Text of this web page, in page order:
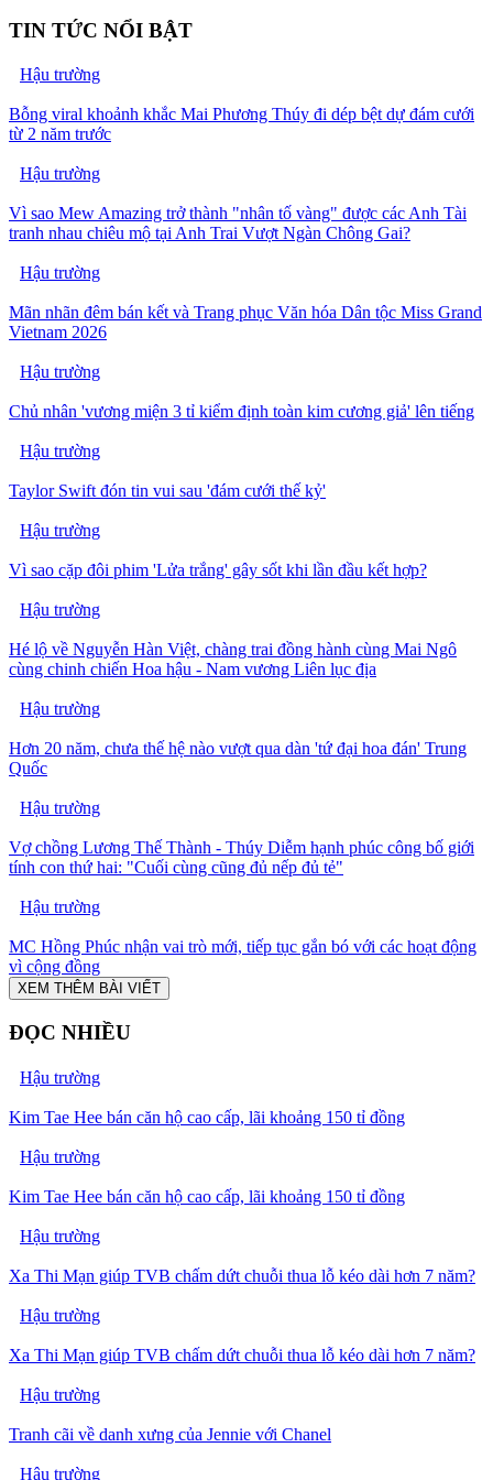
TIN TỨC NỔI BẬT
Hậu trường
Bỗng viral khoảnh khắc Mai Phương Thúy đi dép bệt dự đám cưới
từ 2 năm trước
Hậu trường
Vì sao Mew Amazing trở thành "nhân tố vàng" được các Anh Tài
tranh nhau chiêu mộ tại Anh Trai Vượt Ngàn Chông Gai?
Hậu trường
Mãn nhãn đêm bán kết và Trang phục Văn hóa Dân tộc Miss Grand
Vietnam 2026
Hậu trường
Chủ nhân 'vương miện 3 tỉ kiểm định toàn kim cương giả' lên tiếng
Hậu trường
Taylor Swift đón tin vui sau 'đám cưới thế kỷ'
Hậu trường
Vì sao cặp đôi phim 'Lửa trắng' gây sốt khi lần đầu kết hợp?
Hậu trường
Hé lộ về Nguyễn Hàn Việt, chàng trai đồng hành cùng Mai Ngô
cùng chinh chiến Hoa hậu - Nam vương Liên lục địa
Hậu trường
Hơn 20 năm, chưa thế hệ nào vượt qua dàn 'tứ đại hoa đán' Trung
Quốc
Hậu trường
Vợ chồng Lương Thế Thành - Thúy Diễm hạnh phúc công bố giới
tính con thứ hai: "Cuối cùng cũng đủ nếp đủ tẻ"
Hậu trường
MC Hồng Phúc nhận vai trò mới, tiếp tục gắn bó với các hoạt động
vì cộng đồng
XEM THÊM BÀI VIẾT
ĐỌC NHIỀU
Hậu trường
Kim Tae Hee bán căn hộ cao cấp, lãi khoảng 150 tỉ đồng
Hậu trường
Kim Tae Hee bán căn hộ cao cấp, lãi khoảng 150 tỉ đồng
Hậu trường
Xa Thi Mạn giúp TVB chấm dứt chuỗi thua lỗ kéo dài hơn 7 năm?
Hậu trường
Xa Thi Mạn giúp TVB chấm dứt chuỗi thua lỗ kéo dài hơn 7 năm?
Hậu trường
Tranh cãi về danh xưng của Jennie với Chanel
Hậu trường